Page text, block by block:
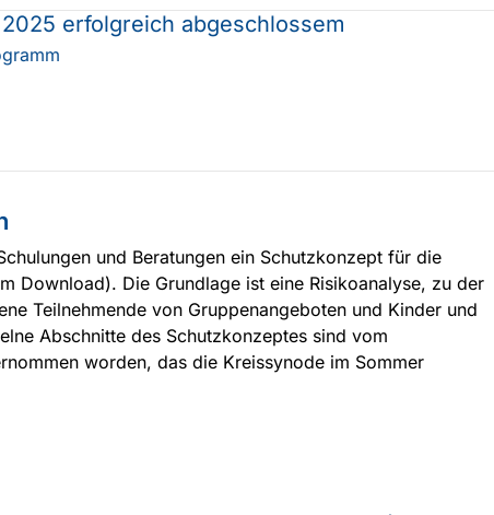
erfolgreich abgeschlossem
und Beratungen ein Schutzkonzept für die
Download). Die Grundlage ist eine Risikoanalyse, zu der
Teilnehmende von Gruppenangeboten und Kinder und
Abschnitte des Schutzkonzeptes sind vom
worden, das die Kreissynode im Sommer